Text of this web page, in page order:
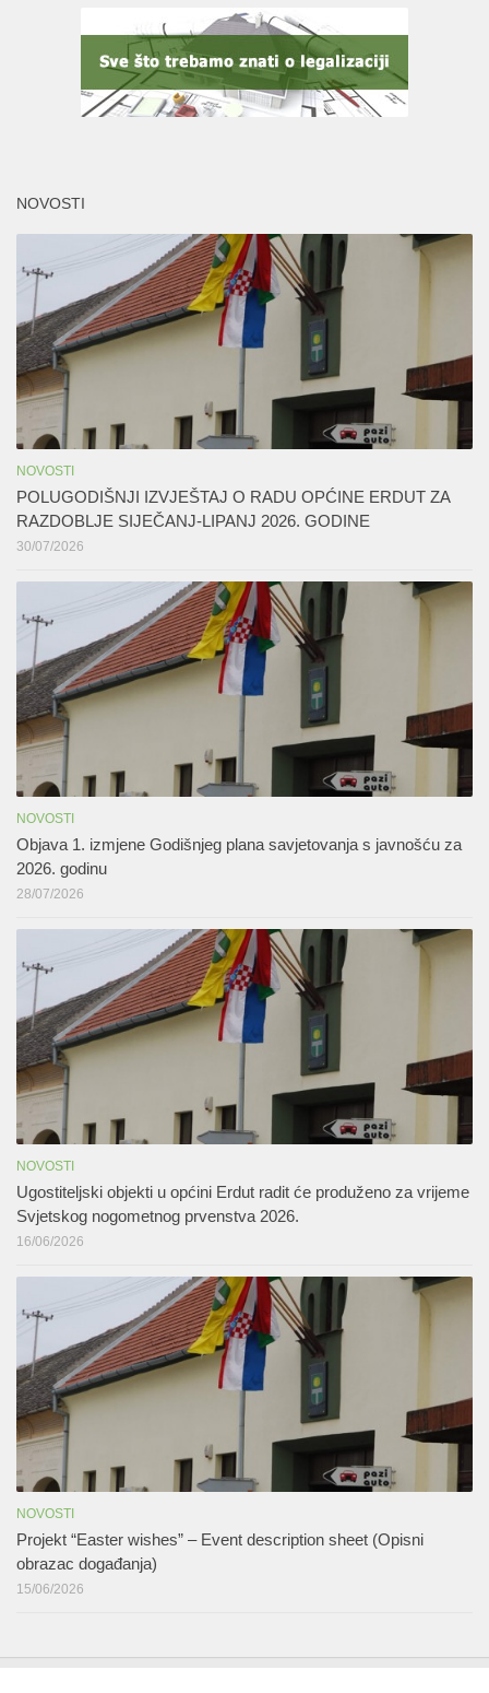
NOVOSTI
NOVOSTI
POLUGODIŠNJI IZVJEŠTAJ O RADU OPĆINE ERDUT ZA
RAZDOBLJE SIJEČANJ-LIPANJ 2026. GODINE
30/07/2026
NOVOSTI
Objava 1. izmjene Godišnjeg plana savjetovanja s javnošću za
2026. godinu
28/07/2026
NOVOSTI
Ugostiteljski objekti u općini Erdut radit će produženo za vrijeme
Svjetskog nogometnog prvenstva 2026.
16/06/2026
NOVOSTI
Projekt “Easter wishes” – Event description sheet (Opisni
obrazac događanja)
15/06/2026